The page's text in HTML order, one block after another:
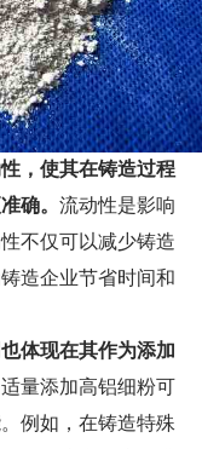
，使其在铸造过程
确。 流动性是影响
不仅可以减少铸造
造企业节省时间和
体现在其作为添加
量添加高铝细粉可
例如，在铸造特殊